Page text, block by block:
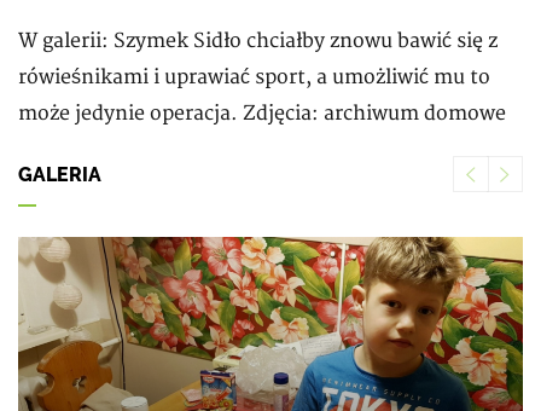
W galerii: Szymek Sidło chciałby znowu bawić się z
rówieśnikami i uprawiać sport, a umożliwić mu to
może jedynie operacja. Zdjęcia: archiwum domowe
GALERIA